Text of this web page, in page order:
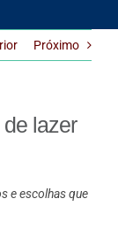
Próximo
lazer
e escolhas que